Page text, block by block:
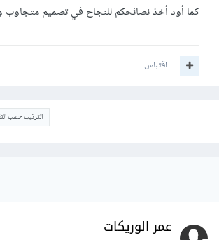
كما أود أخذ نصائحكم للنجاح في تصميم متجاوب
اقتباس
الترتيب حسب
عمر الوريكات